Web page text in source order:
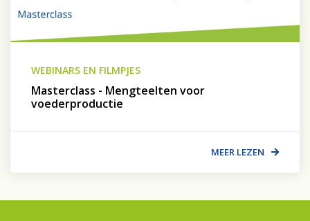
WEBINARS EN FILMPJES
Masterclass - Mengteelten voor
voederproductie
MEER LEZEN